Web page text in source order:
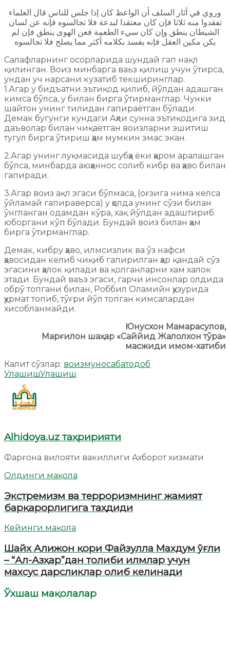
ﻭﺭﻭﻱ ﻓﻲ ﺁﺛﺎﺭ اﻟﺴﻠﻒ ﺃﻥ اﻟﻮاﻋﻆ ﻛﺎﻥ ﺇﺫا ﺟﻠﺲ ﻟﻠﻨﺎﺱ ﻗﺎﻝ اﻟﻌﻠﻤﺎء
ﺗﻔﻘﺪﻭا ﻣﻨﻪ ﺛﻼﺛﺎ ﻓﺈﻥ ﻛﺎﻥ ﻣﻌﺘﻘﺪا ﻟﺒﺪﻋﺔ ﻓﻼ ﺗﺠﺎﻟﺴﻮﻩ ﻓﺈﻧﻪ ﻋﻦ ﻟﺴﺎﻥ
اﻟﺸﻴﻄﺎﻥ ﻳﻨﻄﻖ ﻭﺇﻥ ﻛﺎﻥ ﺳﻲء اﻟﻄﻌﻤﺔ ﻓﻌﻦ اﻟﻬﻮﻯ ﻳﻨﻄﻖ ﻓﺈﻥ ﻟﻢ
ﻳﻜﻦ ﻣﻜﻴﻦ اﻟﻌﻘﻞ ﻓﺈﻧﻪ ﻳﻔﺴﺪ ﺑﻜﻼﻣﻪ ﺃﻛﺜﺮ ﻣﻤﺎ ﻳﺼﻠﺢ ﻓﻼ ﺗﺠﺎﻟﺴﻮﻩ
Салафларнинг осорларида шундай гап нақл
қилинган. Воиз минбарга ваьз қилиш учун ўтирса,
ундан уч нарсани кузатиб текширинглар.
1.Агар у бидъатни эътиқод қилиб, йўлдан адашган
кимса бўлса, у билан бирга ўтирманглар. Чунки
шайтон унинг тилидан гапираётган бўлади.
Демак бугунги кундаги Аҳли сунна эътиқодига зид
даъволар билан чиқаётган воизларни эшитиш
тугул бирга ўтириш ҳам мумкин эмас экан.
2.Агар унинг луқмасида шубҳа ёки ҳаром аралашган
бўлса, минбарда аюҳаннос солиб кибр ва ҳаво билан
гапиради.
3.Агар воиз ақл эгаси бўлмаса, (оғзига нима келса
ўйламай гапираверса) у ҳолда унинг сўзи билан
ўнгланган одамдан кўра, хақ йўлдан адаштириб
юборгани кўп бўлади. Бундай воиз билан ҳам
бирга ўтирманглар.
Демак, кибру ҳаво, илмсизлик ва ўз нафси
ҳавосидан келиб чиқиб гапирилган ҳар қандай сўз
эгасини ҳалок қилади ва қолганларни хам халок
этади. Бундай ваъз эгаси, гарчи инсонлар олдида
обрў топгани билан, Роббил Оламийн ҳузурида
ҳурмат топиб, тўғри йўл топган кимсалардан
хисобланмайди.
Юнусхон Мамарасулов,
Марғилон шаҳар «Саййид Жалолхон тўра»
масжиди имом-хатиби
Калит сўзлар: воизмуносабатодоб
УлашишУлашиш
Alhidoya.uz таҳририяти
Фарғона вилояти вакиллиги Ахборот хизмати
Олдинги мақола
Экстремизм ва терроризмнинг жамият
барқарорлигига таҳдиди
Кейинги мақола
Шайх Алижон қори Файзулла Махдум ўғли
– “Ал-Азҳар”дан толиби илмлар учун
махсус дарсликлар олиб келинади
Ўхшаш мақолалар